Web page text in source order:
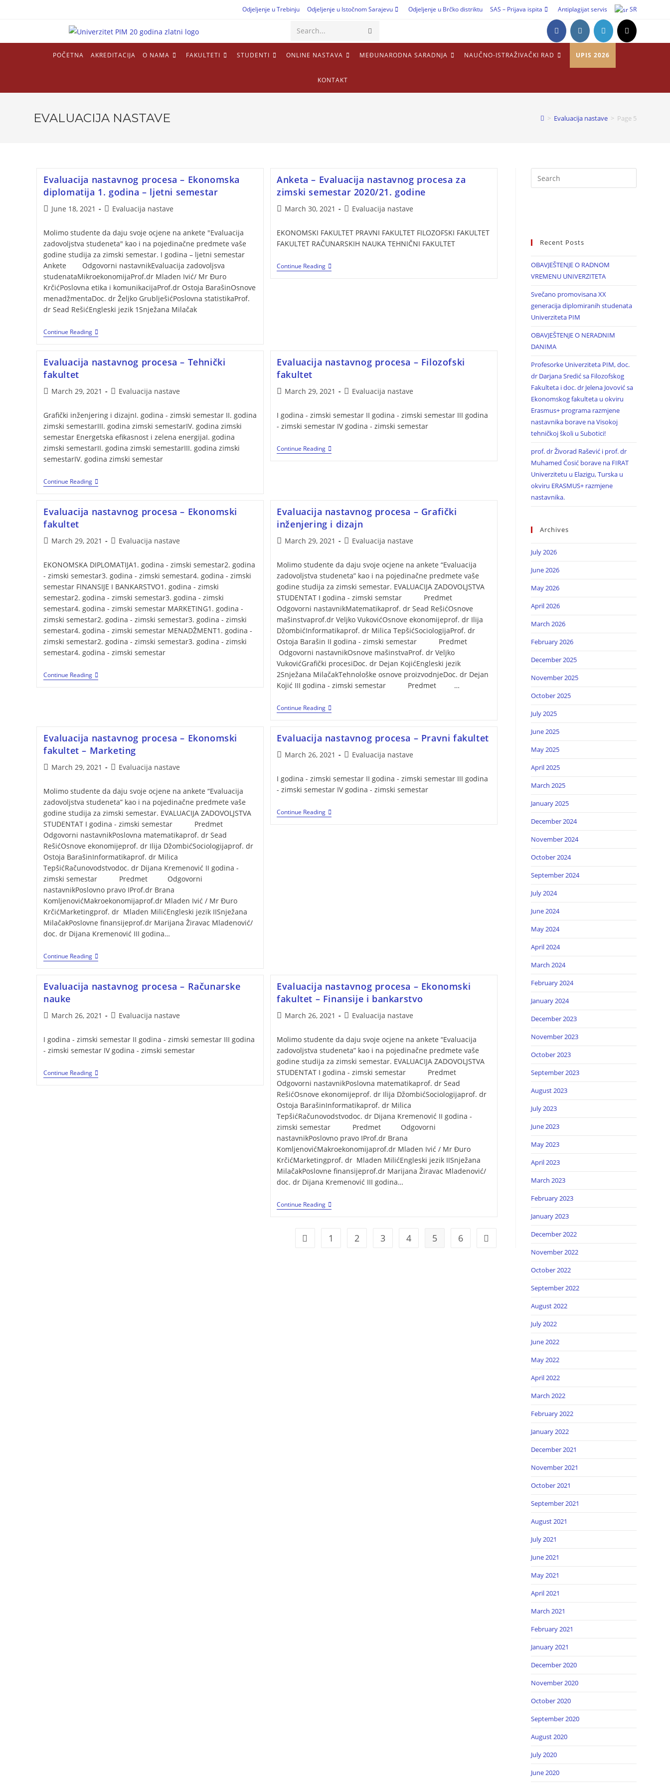
Odjeljenje u Trebinju Odjeljenje u Istočnom Sarajevu Odjeljenje u Brčko distriktu SAS – Prijava ispita Antiplagijat servis SR
Search...
POČETNA AKREDITACIJA O NAMA FAKULTETI STUDENTI ONLINE NASTAVA MEĐUNARODNA SARADNJA NAUČNO-ISTRAŽIVAČKI RAD UPIS 2026
KONTAKT
EVALUACIJA NASTAVE > Evaluacija nastave > Page 5
Evaluacija nastavnog procesa – Ekonomska
diplomatija 1. godina – ljetni semestar
June 18, 2021 Evaluacija nastave
Molimo studente da daju svoje ocjene na ankete "Evaluacija
zadovoljstva studeneta" kao i na pojedinačne predmete vaše
godine studija za zimski semestar. I godina – ljetni semestar
Ankete Odgovorni nastavnikEvaluacija zadovoljsva
studenataMikroekonomijaProf.dr Mladen Ivić/ Mr Đuro
KrčićPoslovna etika i komunikacijaProf.dr Ostoja BarašinOsnove
menadžmentaDoc. dr Željko GrublješićPoslovna statistikaProf.
dr Sead RešićEngleski jezik 1Snježana Milačak
Continue Reading
Anketa – Evaluacija nastavnog procesa za
zimski semestar 2020/21. godine
March 30, 2021 Evaluacija nastave
EKONOMSKI FAKULTET PRAVNI FAKULTET FILOZOFSKI FAKULTET
FAKULTET RAČUNARSKIH NAUKA TEHNIČNI FAKULTET
Continue Reading
Evaluacija nastavnog procesa – Tehnički
fakultet
March 29, 2021 Evaluacija nastave
Grafički inženjering i dizajnI. godina - zimski semestar II. godina
zimski semestarIII. godina zimski semestarIV. godina zimski
semestar Energetska efikasnost i zelena energijaI. godina
zimski semestarII. godina zimski semestarIII. godina zimski
semestarIV. godina zimski semestar
Continue Reading
Evaluacija nastavnog procesa – Filozofski
fakultet
March 29, 2021 Evaluacija nastave
I godina - zimski semestar II godina - zimski semestar III godina
- zimski semestar IV godina - zimski semestar
Continue Reading
Evaluacija nastavnog procesa – Ekonomski
fakultet
March 29, 2021 Evaluacija nastave
EKONOMSKA DIPLOMATIJA1. godina - zimski semestar2. godina
- zimski semestar3. godina - zimski semestar4. godina - zimski
semestar FINANSIJE I BANKARSTVO1. godina - zimski
semestar2. godina - zimski semestar3. godina - zimski
semestar4. godina - zimski semestar MARKETING1. godina -
zimski semestar2. godina - zimski semestar3. godina - zimski
semestar4. godina - zimski semestar MENADŽMENT1. godina -
zimski semestar2. godina - zimski semestar3. godina - zimski
semestar4. godina - zimski semestar
Continue Reading
Evaluacija nastavnog procesa – Grafički
inženjering i dizajn
March 29, 2021 Evaluacija nastave
Molimo studente da daju svoje ocjene na ankete “Evaluacija
zadovoljstva studeneta” kao i na pojedinačne predmete vaše
godine studija za zimski semestar. EVALUACIJA ZADOVOLJSTVA
STUDENTAT I godina - zimski semstar Predmet
Odgovorni nastavnikMatematikaprof. dr Sead RešićOsnove
mašinstvaprof.dr Veljko VukovićOsnove ekonomijeprof. dr Ilija
DžombićInformatikaprof. dr Milica TepšićSociologijaProf. dr
Ostoja Barašin II godina - zimski semestar Predmet
Odgovorni nastavnikOsnove mašinstvaProf. dr Veljko
VukovićGrafički procesiDoc. dr Dejan KojićEngleski jezik
2Snježana MilačakTehnološke osnove proizvodnjeDoc. dr Dejan
Kojić III godina - zimski semestar Predmet …
Continue Reading
Evaluacija nastavnog procesa – Ekonomski
fakultet – Marketing
March 29, 2021 Evaluacija nastave
Molimo studente da daju svoje ocjene na ankete “Evaluacija
zadovoljstva studeneta” kao i na pojedinačne predmete vaše
godine studija za zimski semestar. EVALUACIJA ZADOVOLJSTVA
STUDENTAT I godina - zimski semestar Predmet
Odgovorni nastavnikPoslovna matematikaprof. dr Sead
RešićOsnove ekonomijeprof. dr Ilija DžombićSociologijaprof. dr
Ostoja BarašinInformatikaprof. dr Milica
TepšićRačunovodstvodoc. dr Dijana Kremenović II godina -
zimski semestar Predmet Odgovorni
nastavnikPoslovno pravo IProf.dr Brana
KomljenovićMakroekonomijaprof.dr Mladen Ivić / Mr Đuro
KrčićMarketingprof. dr Mladen MilićEngleski jezik IISnježana
MilačakPoslovne finansijeprof.dr Marijana Žiravac Mladenović/
doc. dr Dijana Kremenović III godina…
Continue Reading
Evaluacija nastavnog procesa – Pravni fakultet
March 26, 2021 Evaluacija nastave
I godina - zimski semestar II godina - zimski semestar III godina
- zimski semestar IV godina - zimski semestar
Continue Reading
Evaluacija nastavnog procesa – Računarske
nauke
March 26, 2021 Evaluacija nastave
I godina - zimski semestar II godina - zimski semestar III godina
- zimski semestar IV godina - zimski semestar
Continue Reading
Evaluacija nastavnog procesa – Ekonomski
fakultet – Finansije i bankarstvo
March 26, 2021 Evaluacija nastave
Molimo studente da daju svoje ocjene na ankete “Evaluacija
zadovoljstva studeneta” kao i na pojedinačne predmete vaše
godine studija za zimski semestar. EVALUACIJA ZADOVOLJSTVA
STUDENTAT I godina - zimski semestar Predmet
Odgovorni nastavnikPoslovna matematikaprof. dr Sead
RešićOsnove ekonomijeprof. dr Ilija DžombićSociologijaprof. dr
Ostoja BarašinInformatikaprof. dr Milica
TepšićRačunovodstvodoc. dr Dijana Kremenović II godina -
zimski semestar Predmet Odgovorni
nastavnikPoslovno pravo IProf.dr Brana
KomljenovićMakroekonomijaprof.dr Mladen Ivić / Mr Đuro
KrčićMarketingprof. dr Mladen MilićEngleski jezik IISnježana
MilačakPoslovne finansijeprof.dr Marijana Žiravac Mladenović/
doc. dr Dijana Kremenović III godina…
Continue Reading
1 2 3 4 5 6
Recent Posts
OBAVJEŠTENJE O RADNOM
VREMENU UNIVERZITETA
Svečano promovisana XX
generacija diplomiranih studenata
Univerziteta PIM
OBAVJEŠTENJE O NERADNIM
DANIMA
Profesorke Univerziteta PIM, doc.
dr Darjana Sredić sa Filozofskog
Fakulteta i doc. dr Jelena Jovović sa
Ekonomskog fakulteta u okviru
Erasmus+ programa razmjene
nastavnika borave na Visokoj
tehničkoj školi u Subotici!
prof. dr Živorad Rašević i prof. dr
Muhamed Ćosić borave na FIRAT
Univerzitetu u Elazigu, Turska u
okviru ERASMUS+ razmjene
nastavnika.
Archives
July 2026
June 2026
May 2026
April 2026
March 2026
February 2026
December 2025
November 2025
October 2025
July 2025
June 2025
May 2025
April 2025
March 2025
January 2025
December 2024
November 2024
October 2024
September 2024
July 2024
June 2024
May 2024
April 2024
March 2024
February 2024
January 2024
December 2023
November 2023
October 2023
September 2023
August 2023
July 2023
June 2023
May 2023
April 2023
March 2023
February 2023
January 2023
December 2022
November 2022
October 2022
September 2022
August 2022
July 2022
June 2022
May 2022
April 2022
March 2022
February 2022
January 2022
December 2021
November 2021
October 2021
September 2021
August 2021
July 2021
June 2021
May 2021
April 2021
March 2021
February 2021
January 2021
December 2020
November 2020
October 2020
September 2020
August 2020
July 2020
June 2020